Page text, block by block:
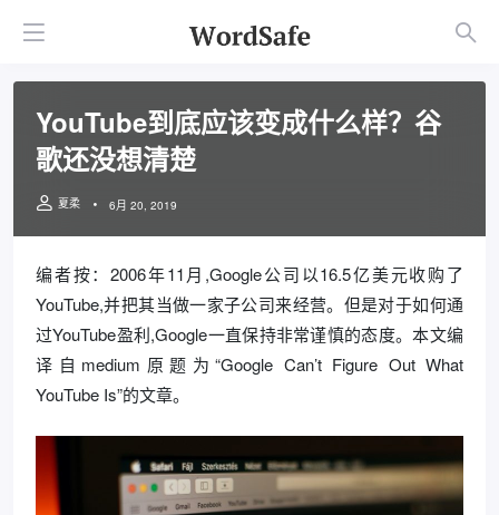
YouTube到底应该变成什么样？谷
歌还没想清楚
夏柔 6月 20, 2019
编者按：2006年11月,Google公司以16.5亿美元收购了
YouTube,并把其当做一家子公司来经营。但是对于如何通
过YouTube盈利,Google一直保持非常谨慎的态度。本文编
译自medium原题为“Google Can’t Figure Out What
YouTube Is”的文章。